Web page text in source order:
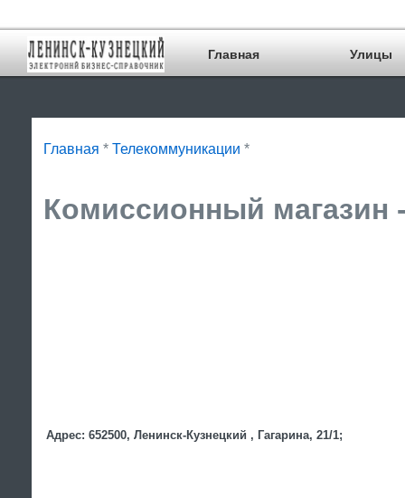
Главная Улицы
Главная * Телекоммуникации *
Комиссионный магазин
Адрес: 652500, Ленинск-Кузнецкий , Гагарина, 21/1;